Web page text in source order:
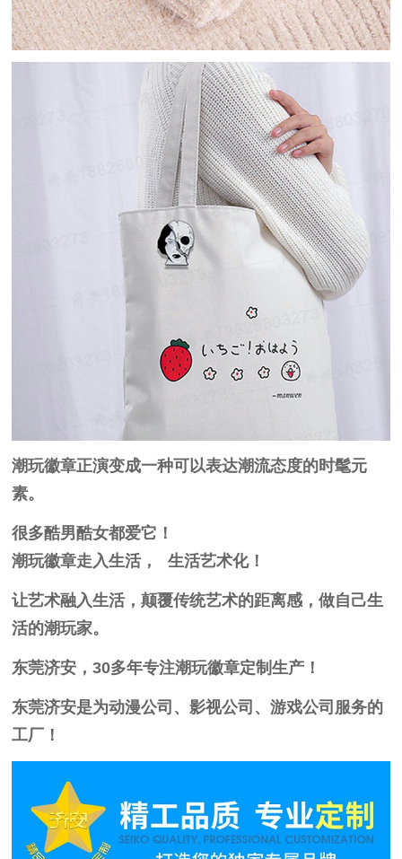
潮玩徽章正演变成一种可以表达潮流态度的时髦元
素。
很多酷男酷女都爱它！
潮玩徽章走入生活， 生活艺术化！
让艺术融入生活，颠覆传统艺术的距离感，做自己生
活的潮玩家。
东莞济安，30多年专注潮玩徽章定制生产！
东莞济安是为动漫公司、影视公司、游戏公司服务的
工厂！